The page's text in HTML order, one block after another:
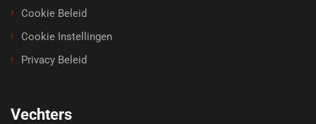
Cookie Beleid
Cookie Instellingen
Privacy Beleid
Vechters